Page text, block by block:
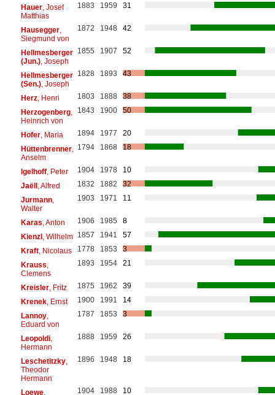
Hauer, Josef
Matthias
1883 1959 31
Hausegger,
Siegmund von
1872 1948 42
Hellmesberger
(Jun.), Joseph
1855 1907 52
Hellmesberger
(Sen.), Joseph
1828 1893 43
Herz, Henri 1803 1888
38
Herzogenberg,
Heinrich von
1843 1900 50
Hofer, Maria 1894 1977
20
Hüttenbrenner,
Anselm
1794 1868 18
Igelhoff, Peter 1904 1978
10
Jaëll, Alfred 1832 1882
32
Jurmann,
Walter
1903 1971 11
Karas , Anton 1906 1985
8
Kienzl, Wilhelm 1857 1941
57
Kraft, Nicolaus 1778 1853
3
Krauss
Clemens
1893 1954 21
Kreisler, Fritz 1875 1962
39
Krenek, Ernst 1900 1991
14
Lannoy,
Eduard von
1787 1853 3
Leopoldi,
Hermann
1888 1959 26
Leschetitzky,
Theodor
Hermann
1896 1948 18
Loewe, 1904 1988 10